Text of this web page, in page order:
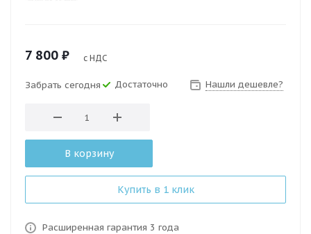
7 800 ₽ с НДС
Забрать сегодня Достаточно Нашли дешевле?
В корзину
Купить в 1 клик
Расширенная гарантия 3 года